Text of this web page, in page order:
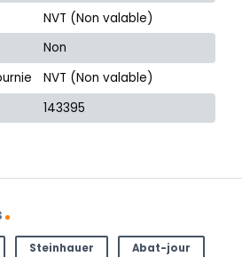
NVT (Non valable)
Non
NVT (Non valable)
143395
Steinhauer Abat-jour